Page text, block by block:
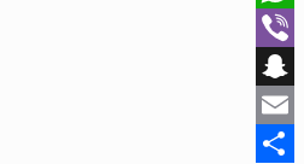
WhatsApp
Viber
Snapchat
Email